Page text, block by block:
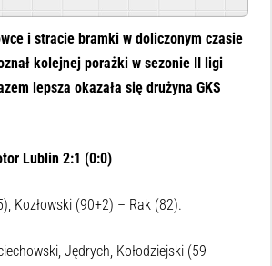
i stracie bramki w doliczonym czasie
kolejnej porażki w sezonie II ligi
lepsza okazała się drużyna GKS
Lublin 2:1 (0:0)
Kozłowski (90+2) – Rak (82).
Jędrych, Kołodziejski (59